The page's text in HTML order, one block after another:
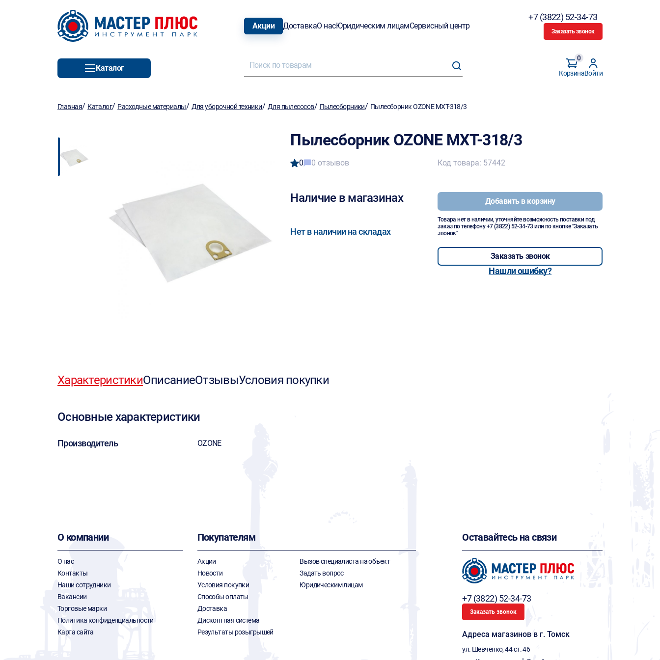
Акции ДоставкаО насЮридическим лицамСервисный центр
+7 (3822) 52-34-73
Заказать звонок
Каталог
Корзина
0
Войти
Главная/ Каталог/ Расходные материалы/ Для уборочной техники/ Для пылесосов/ Пылесборники/ Пылесборник OZONE MXT-318/3
Пылесборник OZONE MXT-318/3
0 0 отзывов
Наличие в магазинах
Нет в наличии на складах
Код товара: 57442
Добавить в корзину
Товара нет в наличии, уточняйте возможность поставки под
заказ по телефону+7 (3822) 52-34-73 или по кнопке "Заказать
звонок"
Заказать звонок
Нашли ошибку?
ХарактеристикиОписаниеОтзывыУсловия покупки
Основные характеристики
Производитель OZONE
О компании
О нас
Контакты
Наши сотрудники
Вакансии
Торговые марки
Политика конфиденциальности
Карта сайта
Покупателям
Акции
Новости
Условия покупки
Способы оплаты
Доставка
Дисконтная система
Результаты розыгрышей
Вызов специалиста на объект
Задать вопрос
Юридическим лицам
Оставайтесь на связи
+7 (3822) 52-34-73
Заказать звонок
Адреса магазинов в г. Томск
ул. Шевченко, 44 ст. 46